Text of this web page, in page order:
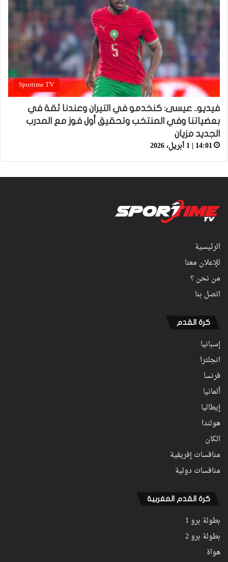
Sportime TV
فيديو.. عيسى: كنخدمو في التيران وعندنا ثقة في
بعضياتنا وفي المنتخب وتحقيق أول فوز مع المدرب
الجديد مزيان
14:01 | 1 أبريل، 2026
الرئيسية
للإعلان معنا
من نحن ؟
اتصل بنا
كرة القدم
إسبانيا
انجلترا
فرنسا
ألمانيا
إيطاليا
هولندا
الكان
منافسات إفريقية
منافسات دولية
كرة القدم المغربية
بطولة برو 1
بطولة برو 2
هواة